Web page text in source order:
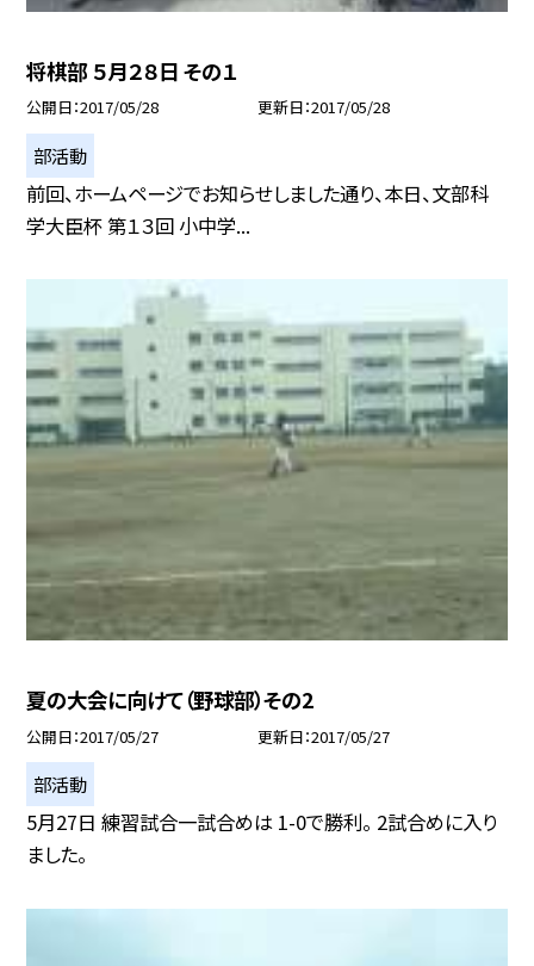
将棋部 ５月２８日 その１
公開日 2017/05/28 更新日 2017/05/28
部活動
前回、ホームページでお知らせしました通り、本日、文部科
学大臣杯 第１３回 小中学...
夏の大会に向けて（野球部）その2
公開日 2017/05/27 更新日 2017/05/27
部活動
5月27日 練習試合一試合めは 1-0で勝利。 2試合めに入り
ました。